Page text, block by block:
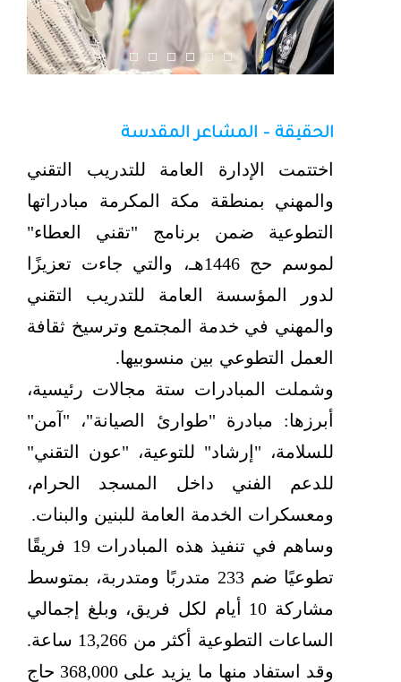
الحقيقة - المشاعر المقدسة
اختتمت الإدارة العامة للتدريب التقني
والمهني بمنطقة مكة المكرمة مبادراتها
التطوعية ضمن برنامج "تقني العطاء"
لموسم حج 1446هـ، والتي جاءت تعزيزًا
لدور المؤسسة العامة للتدريب التقني
والمهني في خدمة المجتمع وترسيخ ثقافة
العمل التطوعي بين منسوبيها.
وشملت المبادرات ستة مجالات رئيسية،
أبرزها: مبادرة "طوارئ الصيانة"، "آمن"
للسلامة، "إرشاد" للتوعية، "عون التقني"
للدعم الفني داخل المسجد الحرام،
ومعسكرات الخدمة العامة للبنين والبنات.
وساهم في تنفيذ هذه المبادرات 19 فريقًا
تطوعيًا ضم 233 متدربًا ومتدربة، بمتوسط
مشاركة 10 أيام لكل فريق، وبلغ إجمالي
الساعات التطوعية أكثر من 13,266 ساعة.
وقد استفاد منها ما يزيد على 368,000 حاج